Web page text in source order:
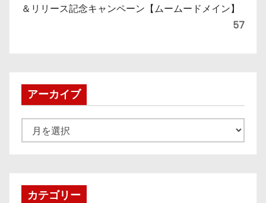
＆リリース記念キャンペーン【ムームードメイン】
57
アーカイブ
ー
ブカテゴリー